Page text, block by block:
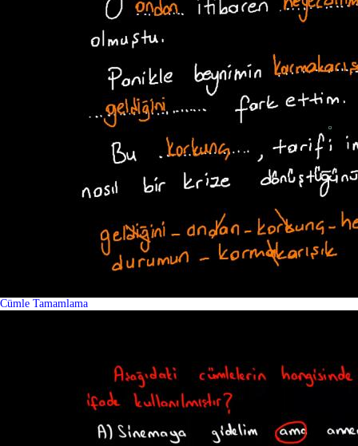
Cümle Tamamlama